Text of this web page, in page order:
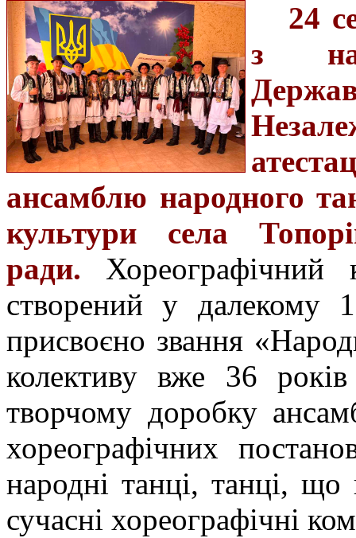
24
з
ансамблю народного
культури села
ради. Хореографічний
створений у далекому
присвоєно звання
колективу вже 36
творчому доробку
хореографічних
народні танці, танці, що
сучасні хореографічні